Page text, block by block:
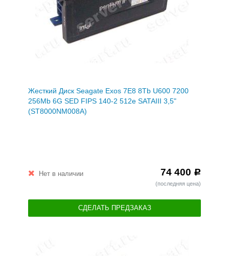
Жесткий Диск Seagate Exos 7E8 8Tb U600 7200
256Mb 6G SED FIPS 140-2 512e SATAIII 3,5"
(ST8000NM008A)
Нет в наличии 74 400 Р
(последняя цена)
СДЕЛАТЬ ПРЕДЗАКАЗ